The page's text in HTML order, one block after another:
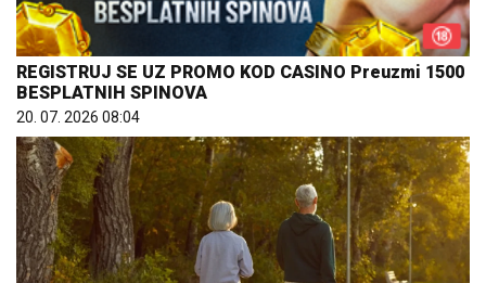
REGISTRUJ SE UZ PROMO KOD CASINO Preuzmi 1500
BESPLATNIH SPINOVA
20. 07. 2026 08:04